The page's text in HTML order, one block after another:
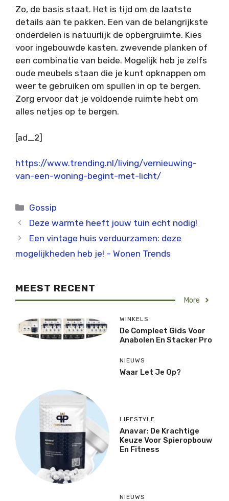
Zo, de basis staat. Het is tijd om de laatste
details aan te pakken. Een van de belangrijkste
onderdelen is natuurlijk de opbergruimte. Kies
voor ingebouwde kasten, zwevende planken of
een combinatie van beide. Mogelijk heb je zelfs
oude meubels staan die je kunt opknappen om
weer te gebruiken om spullen in op te bergen.
Zorg ervoor dat je voldoende ruimte hebt om
alles netjes op te bergen.
[ad_2]
https://www.trending.nl/living/vernieuwing-
van-een-woning-begint-met-licht/
Categorieën
Gossip
Deze warmte heeft jouw tuin echt nodig!
Een vintage huis verduurzamen: deze
mogelijkheden heb je! – Wonen Trends
MEEST RECENT
More
WINKELS
De Compleet Gids Voor
Anabolen En Stacker Pro
NIEUWS
Waar Let Je Op?
LIFESTYLE
Anavar: De Krachtige
Keuze Voor Spieropbouw
En Fitness
NIEUWS